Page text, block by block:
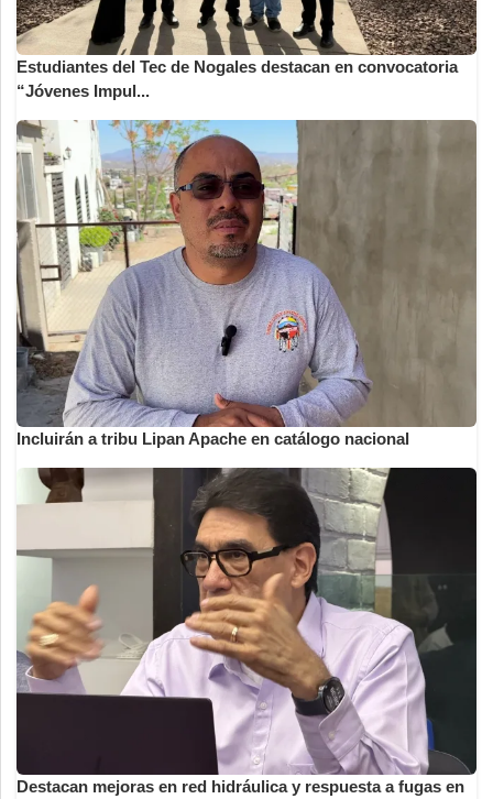
Estudiantes del Tec de Nogales destacan en convocatoria
“Jóvenes Impul...
Incluirán a tribu Lipan Apache en catálogo nacional
Destacan mejoras en red hidráulica y respuesta a fugas en